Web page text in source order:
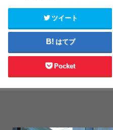
ツイート
はてブ
Pocket